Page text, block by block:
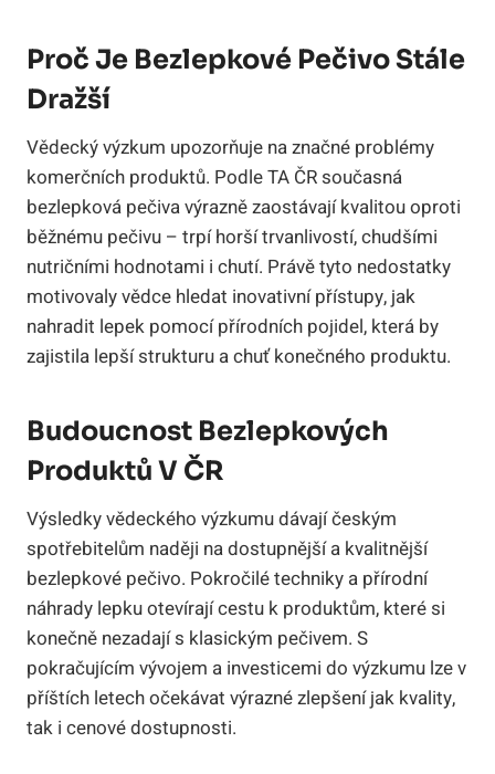
Proč Je Bezlepkové Pečivo Stále
Dražší
Vědecký výzkum upozorňuje na značné problémy
komerčních produktů. Podle TA ČR současná
bezlepková pečiva výrazně zaostávají kvalitou oproti
běžnému pečivu – trpí horší trvanlivostí, chudšími
nutričními hodnotami i chutí. Právě tyto nedostatky
motivovaly vědce hledat inovativní přístupy, jak
nahradit lepek pomocí přírodních pojidel, která by
zajistila lepší strukturu a chuť konečného produktu.
Budoucnost Bezlepkových
Produktů V ČR
Výsledky vědeckého výzkumu dávají českým
spotřebitelům naději na dostupnější a kvalitnější
bezlepkové pečivo. Pokročilé techniky a přírodní
náhrady lepku otevírají cestu k produktům, které si
konečně nezadají s klasickým pečivem. S
pokračujícím vývojem a investicemi do výzkumu lze v
příštích letech očekávat výrazné zlepšení jak kvality,
tak i cenové dostupnosti.